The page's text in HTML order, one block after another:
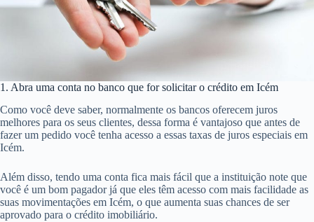
1. Abra uma conta no banco que for solicitar o crédito em Icém
Como você deve saber, normalmente os bancos oferecem juros
melhores para os seus clientes, dessa forma é vantajoso que antes de
fazer um pedido você tenha acesso a essas taxas de juros especiais em
Icém.
Além disso, tendo uma conta fica mais fácil que a instituição note que
você é um bom pagador já que eles têm acesso com mais facilidade as
suas movimentações em Icém, o que aumenta suas chances de ser
aprovado para o crédito imobiliário.